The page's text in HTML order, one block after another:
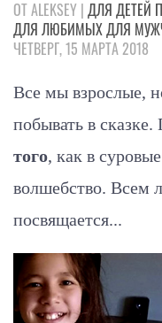
ОТ ALEKSEY | ДЛЯ ДЕТЕЙ
ДЛЯ ЛЮБИМЫХДЛЯ
ЧЕТВЕРГ, 15 МАРТА 2018
Все мы взрослые,
побывать в
того, как в
волшебство. Всем
посвящается...